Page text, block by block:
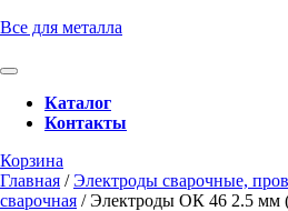
Перейти
содержимому
Все для металла
Кнопка
ОткрытьКаталог
Контакты
Кнопка
Закрыть
Корзина
консультацию
Главная /Электроды сварочные,
сварочная / Электроды ОК 46 2.5 мм